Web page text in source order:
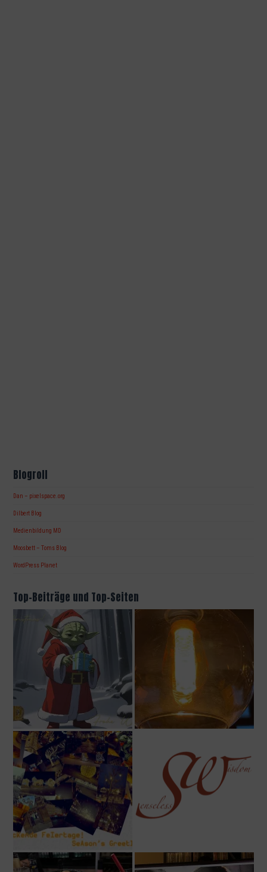
Blogroll
Dan – pixelspace.org
Dilbert Blog
Medienbildung MD
Moosbett – Toms Blog
WordPress Planet
Top-Beiträge und Top-Seiten